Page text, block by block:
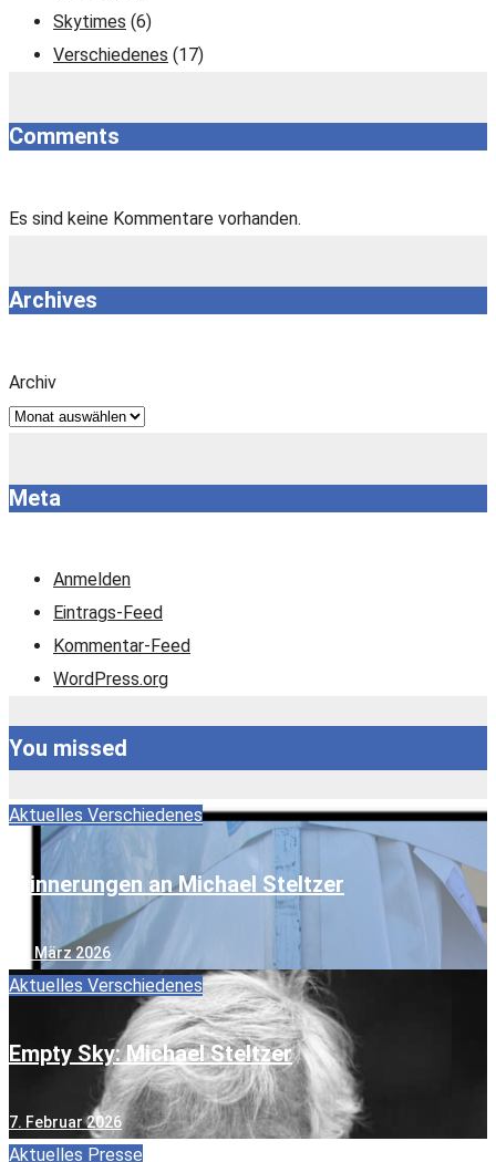
Skytimes (6)
Verschiedenes (17)
Comments
Es sind keine Kommentare vorhanden.
Archives
Archiv
Meta
Anmelden
Eintrags-Feed
Kommentar-Feed
WordPress.org
You missed
Aktuelles Verschiedenes
Erinnerungen an Michael Steltzer
13. März 2026
Aktuelles Verschiedenes
Empty Sky: Michael Steltzer
7. Februar 2026
Aktuelles Presse